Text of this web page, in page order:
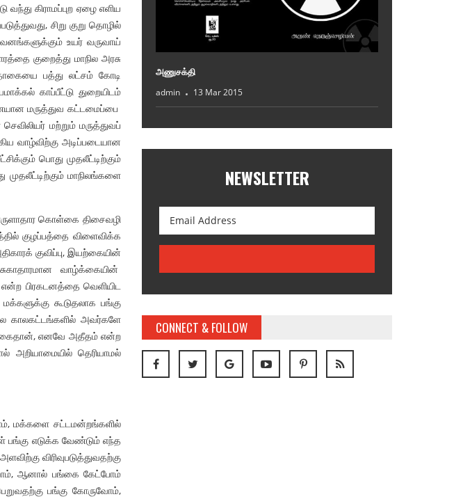
கிராமப்புற ஏழை எளிய
சிறு குறு தொழில்
உயர் வருவாய்
குறைத்து மாநில அரசு
பத்து லட்சம் கோடி
காப்பீட்டு துறையிடம்
மருத்துவ கட்டமைப்பை
மற்றும் மருத்துவப்
வாழ்விற்கு அடிப்படையான
பொது முதலீட்டிற்கும்
மாநிலங்களை
கொள்கை திசைவழி
குழப்பத்தை விளைவிக்க
குவிப்பு, இயற்கையின்
வாழ்க்கையின்
பிரகடனத்தை வெளியிட
கூடுதலாக பங்கு
காலகட்டங்களில் அவர்களே
எனவே அதீதம் என்ற
அறியாமையில் தெரியாமல்
மக்களை சட்டமன்றங்களில்
பங்கு எடுக்க வேண்டும் எந்த
விரிவுபடுத்துவதற்கு
ஆனால் பங்கை கேட்போம்
பங்கு கோருவோம்,
அணுசக்தி
admin 13 Mar 2015
NEWSLETTER
CONNECT & FOLLOW